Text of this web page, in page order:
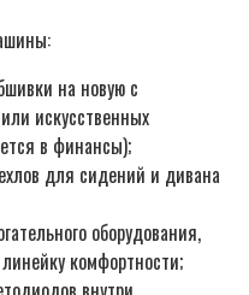
на новую с
искусственных
в финансы);
для сидений и дивана
оборудования,
комфортности;